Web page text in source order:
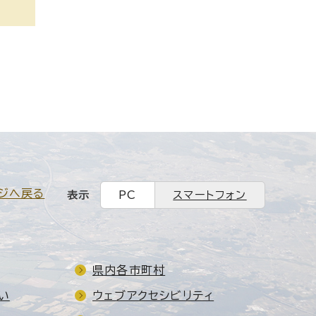
へ戻る 表示 PC スマートフォン
県内各市町村
ウェブアクセシビリティ